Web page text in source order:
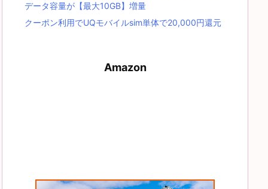
データ容量が【最大10GB】増量
クーポン利用でUQモバイルsim単体で20,000円還元
Amazon